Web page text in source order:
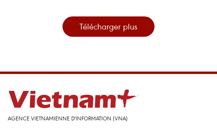
Télécharger plus
AGENCE VIETNAMIENNE D'INFORMATION (VNA)